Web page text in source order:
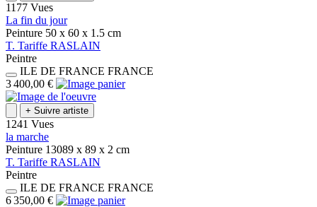
1177 Vues
La fin du jour
Peinture 50 x 60 x 1.5 cm
T. Tariffe RASLAIN
Peintre
ILE DE FRANCE FRANCE
3 400,00 €
+ Suivre artiste
1241 Vues
la marche
Peinture 13089 x 89 x 2 cm
T. Tariffe RASLAIN
Peintre
ILE DE FRANCE FRANCE
6 350,00 €